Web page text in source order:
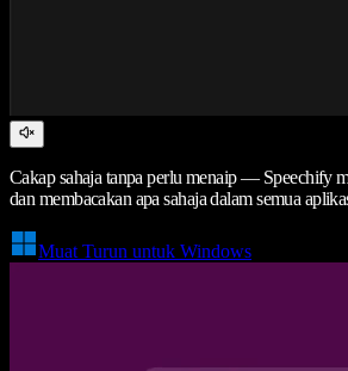
Cakap sahaja tanpa perlu menaip — Speechify
dan membacakan apa sahaja dalam semua
Muat Turun untuk Windows